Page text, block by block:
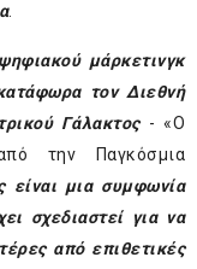
.
μάρκετινγκ
τον Διεθνή
Γάλακτος- «O
την Παγκόσμια
είναι μια συμφωνία
σχεδιαστεί για να
από επιθετικές